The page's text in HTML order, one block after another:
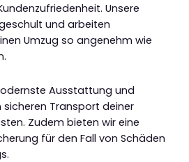
Unsere
und arbeiten
Umzug so angenehm wie
Ausstattung und
sicheren Transport deiner
Zudem bieten wir eine
für den Fall von Schäden